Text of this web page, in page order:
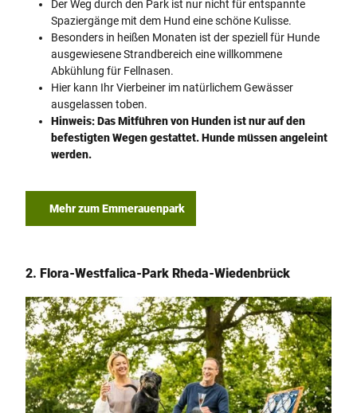
Der Weg durch den Park ist nur nicht für entspannte
Spaziergänge mit dem Hund eine schöne Kulisse.
Besonders in heißen Monaten ist der speziell für Hunde
ausgewiesene Strandbereich eine willkommene
Abkühlung für Fellnasen.
Hier kann Ihr Vierbeiner im natürlichem Gewässer
ausgelassen toben.
Hinweis: Das Mitführen von Hunden ist nur auf den
befestigten Wegen gestattet. Hunde müssen angeleint
werden.
Mehr zum Emmerauenpark
2. Flora-Westfalica-Park Rheda-Wiedenbrück